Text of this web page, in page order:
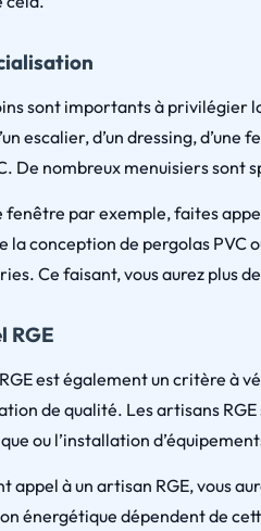
sont importants à privilégier
escalier, d’un dressing,
De nombreux menuisiers sont
fenêtre par exemple, faites
la conception de pergolas PVC
Ce faisant, vous aurez plus
RGE
est également un critère à
de qualité. Les artisans
ou l’installation
appel à un artisan RGE, vous
énergétique dépendent de